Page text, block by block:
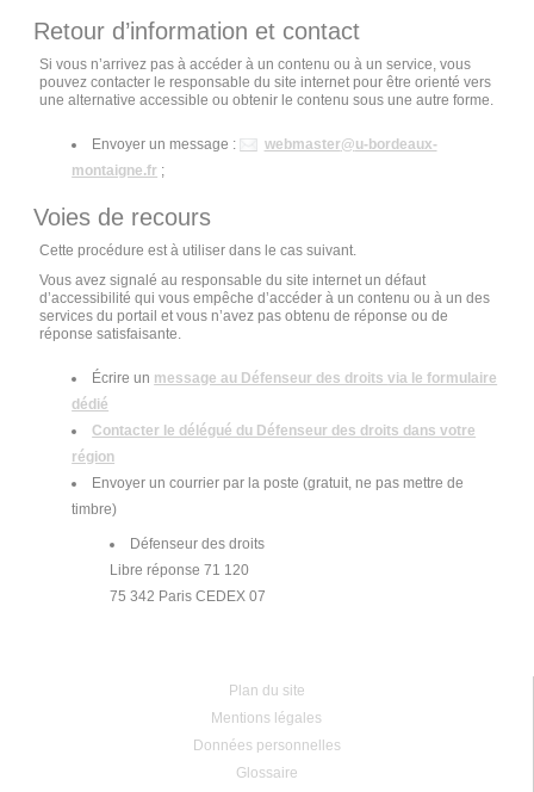
Retour d’information et contact
Si vous n’arrivez pas à accéder à un contenu ou à un service, vous
pouvez contacter le responsable du site internet pour être orienté vers
une alternative accessible ou obtenir le contenu sous une autre forme.
Envoyer un message : webmaster@u-bordeaux-
montaigne.fr ;
Voies de recours
Cette procédure est à utiliser dans le cas suivant.
Vous avez signalé au responsable du site internet un défaut
d’accessibilité qui vous empêche d’accéder à un contenu ou à un des
services du portail et vous n’avez pas obtenu de réponse ou de
réponse satisfaisante.
Écrire un message au Défenseur des droitsvia le formulaire
dédié
Contacter le délégué du Défenseur des droits dans votre
région
Envoyer un courrier par la poste (gratuit, ne pas mettre de
timbre)
Défenseur des droits
Libre réponse 71 120
75 342 Paris CEDEX 07
Plan du site
Mentions légales
Données personnelles
Glossaire